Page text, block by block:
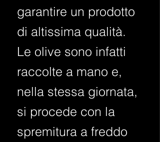
garantire un prodotto
di altissima qualità.
Le olive sono infatti
raccolte a mano e,
nella stessa giornata,
si procede con la
spremitura a freddo